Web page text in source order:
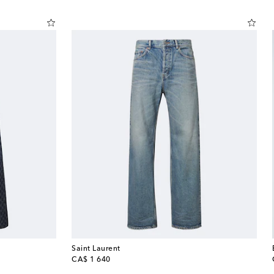
Saint Laurent
CA$ 1 640
original price